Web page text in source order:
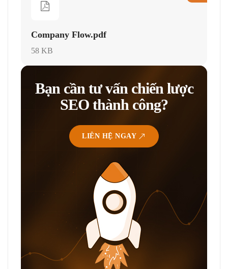
Company Flow.pdf
58 KB
Bạn cần tư vấn chiến lược
SEO thành công?
LIÊN HỆ NGAY